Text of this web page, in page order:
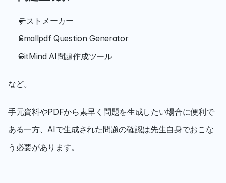
テストメーカー
Smallpdf Question Generator
GitMind AI問題作成ツール
など。
手元資料やPDFから素早く問題を生成したい場合に便利で
ある一方、AIで生成された問題の確認は先生自身でおこな
う必要があります。